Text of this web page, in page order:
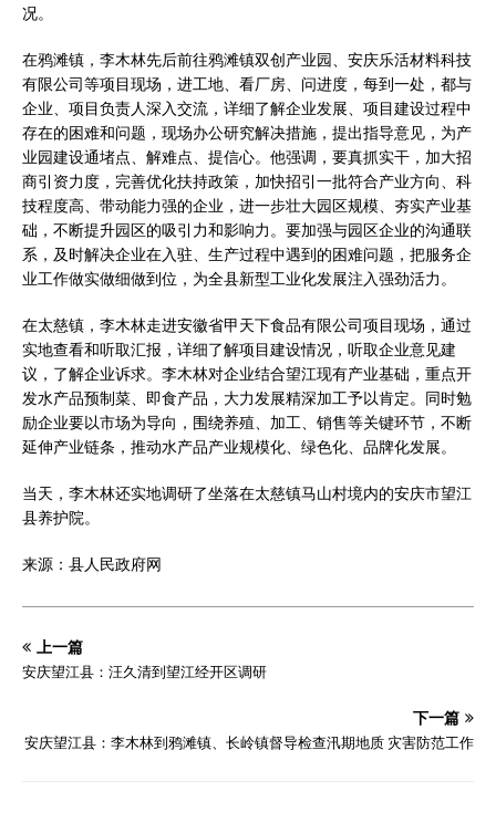
况。
在鸦滩镇，李木林先后前往鸦滩镇双创产业园、安庆乐活材料科技
有限公司等项目现场，进工地、看厂房、问进度，每到一处，都与
企业、项目负责人深入交流，详细了解企业发展、项目建设过程中
存在的困难和问题，现场办公研究解决措施，提出指导意见，为产
业园建设通堵点、解难点、提信心。他强调，要真抓实干，加大招
商引资力度，完善优化扶持政策，加快招引一批符合产业方向、科
技程度高、带动能力强的企业，进一步壮大园区规模、夯实产业基
础，不断提升园区的吸引力和影响力。要加强与园区企业的沟通联
系，及时解决企业在入驻、生产过程中遇到的困难问题，把服务企
业工作做实做细做到位，为全县新型工业化发展注入强劲活力。
在太慈镇，李木林走进安徽省甲天下食品有限公司项目现场，通过
实地查看和听取汇报，详细了解项目建设情况，听取企业意见建
议，了解企业诉求。李木林对企业结合望江现有产业基础，重点开
发水产品预制菜、即食产品，大力发展精深加工予以肯定。同时勉
励企业要以市场为导向，围绕养殖、加工、销售等关键环节，不断
延伸产业链条，推动水产品产业规模化、绿色化、品牌化发展。
当天，李木林还实地调研了坐落在太慈镇马山村境内的安庆市望江
县养护院。
来源：县人民政府网
上一篇
安庆望江县：汪久清到望江经开区调研
下一篇
安庆望江县：李木林到鸦滩镇、长岭镇督导检查汛期地质 灾害防范工作